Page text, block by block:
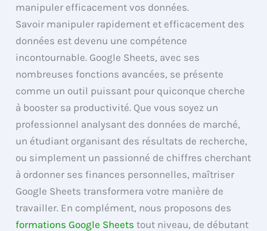
manipuler efficacement vos données.
Savoir manipuler rapidement et efficacement des
données est devenu une compétence
incontournable. Google Sheets, avec ses
nombreuses fonctions avancées, se présente
comme un outil puissant pour quiconque cherche
à booster sa productivité. Que vous soyez un
professionnel analysant des données de marché,
un étudiant organisant des résultats de recherche,
ou simplement un passionné de chiffres cherchant
à ordonner ses finances personnelles, maîtriser
Google Sheets transformera votre manière de
travailler. En complément, nous proposons des
formations Google Sheets tout niveau, de débutant